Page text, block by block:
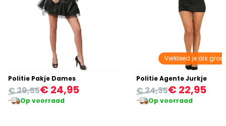
Politie Pakje Dames
€ 24,95
€ 29,55
Op voorraad
Verkleed je als
Politie Agente Jurkje
€ 22,95
€ 24,35
Op voorraad